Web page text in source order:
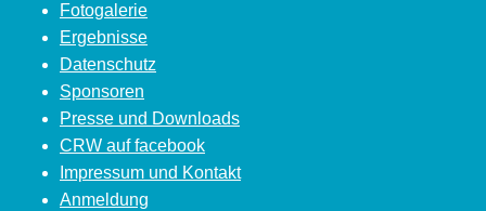
Fotogalerie
Ergebnisse
Datenschutz
Sponsoren
Presse und Downloads
CRW auf facebook
Impressum und Kontakt
Anmeldung